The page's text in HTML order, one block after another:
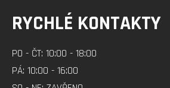
RYCHLÉ KONTAKTY
PO - ČT: 10:00 - 18:00
PÁ: 10:00 - 16:00